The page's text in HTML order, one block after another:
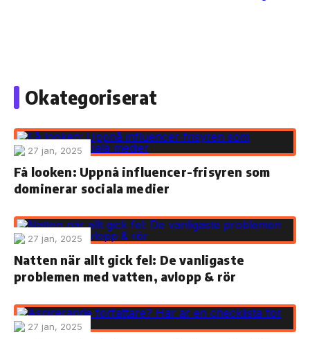
contentOkategoriserat
27 jan, 2025
Få looken: Uppnå influencer-frisyren som
dominerar sociala medier
27 jan, 2025
Natten när allt gick fel: De vanligaste
problemen med vatten, avlopp & rör
27 jan, 2025